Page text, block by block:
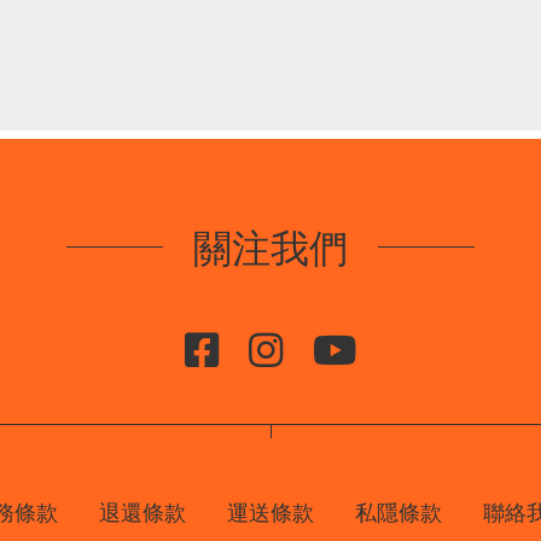
關注我們
條款 退還條款 運送條款 私隱條款 聯絡